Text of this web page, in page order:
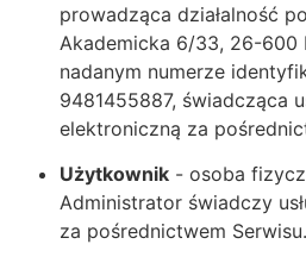
prowadząca działalność
Akademicka 6/33, 26-600
nadanym numerze
9481455887, świadcząca
elektroniczną za
Użytkownik - osoba
Administrator świadczy
za pośrednictwem Serwisu.